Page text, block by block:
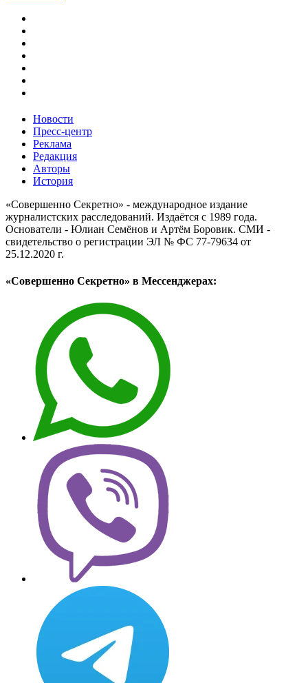
Новости
Пресс-центр
Реклама
Редакция
Авторы
История
«Совершенно Секретно» - международное издание
журналистских расследований. Издаётся с 1989 года.
Основатели - Юлиан Семёнов и Артём Боровик. CМИ -
свидетельство о регистрации ЭЛ № ФС 77-79634 от
25.12.2020 г.
«Совершенно Секретно» в Мессенджерах: